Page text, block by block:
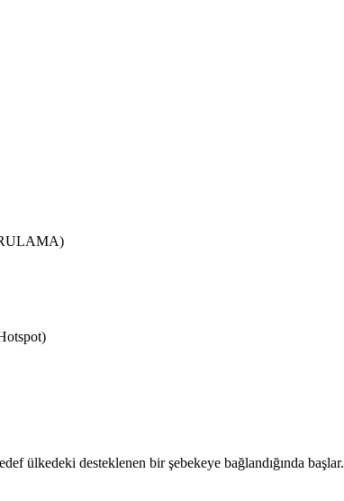
ülkedeki desteklenen bir şebekeye bağlandığında başlar.